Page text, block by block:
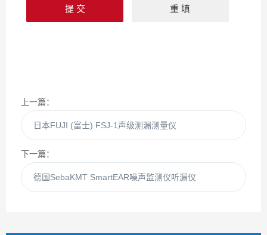
上一篇：
日本FUJI (富士) FSJ-1声级测漏测量仪
下一篇：
德国SebaKMT SmartEAR噪声监测仪听漏仪